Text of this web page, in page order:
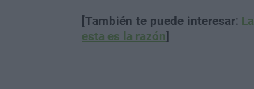
[También te puede interesar:
esta es la razón]